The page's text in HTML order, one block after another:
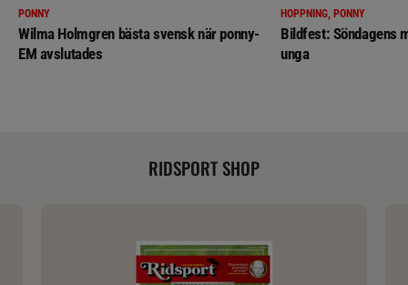
PONNY
Wilma Holmgren bästa svensk när ponny-
EM avslutades
HOPPNING, PONNY
Bildfest: Söndagens
unga
RIDSPORT SHOP